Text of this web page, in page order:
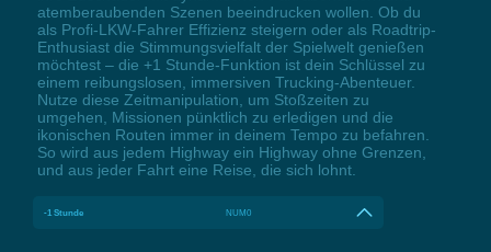
atemberaubenden Szenen beeindrucken wollen. Ob du
als Profi-LKW-Fahrer Effizienz steigern oder als Roadtrip-
Enthusiast die Stimmungsvielfalt der Spielwelt genießen
möchtest – die +1 Stunde-Funktion ist dein Schlüssel zu
einem reibungslosen, immersiven Trucking-Abenteuer.
Nutze diese Zeitmanipulation, um Stoßzeiten zu
umgehen, Missionen pünktlich zu erledigen und die
ikonischen Routen immer in deinem Tempo zu befahren.
So wird aus jedem Highway ein Highway ohne Grenzen,
und aus jeder Fahrt eine Reise, die sich lohnt.
-1 Stunde NUM0